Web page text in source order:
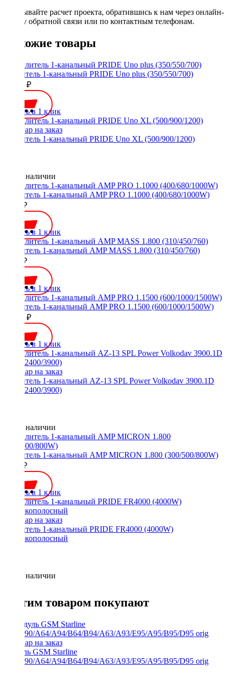
Заказывайте расчет проекта, обратившись к нам через онлайн-
форму обратной связи или по контактным телефонам.
Похожие товары
Усилитель 1-канальный PRIDE Uno plus (350/550/700)
10990 ₽
Купить в 1 клик
Усилитель 1-канальный PRIDE Uno XL (500/900/1200)
Нет в наличии
Усилитель 1-канальный AMP PRO 1.1000 (400/680/1000W)
9500 ₽
Купить в 1 клик
Усилитель 1-канальный AMP MASS 1.800 (310/450/760)
6600 ₽
Купить в 1 клик
Усилитель 1-канальный AMP PRO 1.1500 (600/1000/1500W)
12990 ₽
Купить в 1 клик
Усилитель 1-канальный AZ-13 SPL Power Volkodav 3900.1D
(1100/2400/3900)
Нет в наличии
Усилитель 1-канальный AMP MICRON 1.800 (300/500/800W)
8800 ₽
Купить в 1 клик
Усилитель 1-канальный PRIDE FR4000 (4000W)
Широкополосный
Нет в наличии
С этим товаром покупают
Модуль GSM Starline
E60/E90/A64/A94/B64/B94/A63/A93/E95/A95/B95/D95 orig